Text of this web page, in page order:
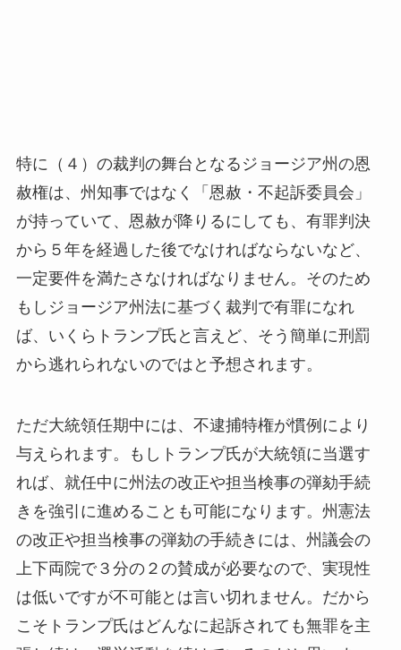
特に（４）の裁判の舞台となるジョージア州の恩
赦権は、州知事ではなく「恩赦・不起訴委員会」
が持っていて、恩赦が降りるにしても、有罪判決
から５年を経過した後でなければならないなど、
一定要件を満たさなければなりません。そのため
もしジョージア州法に基づく裁判で有罪になれ
ば、いくらトランプ氏と言えど、そう簡単に刑罰
から逃れられないのではと予想されます。
ただ大統領任期中には、不逮捕特権が慣例により
与えられます。もしトランプ氏が大統領に当選す
れば、就任中に州法の改正や担当検事の弾劾手続
きを強引に進めることも可能になります。州憲法
の改正や担当検事の弾劾の手続きには、州議会の
上下両院で３分の２の賛成が必要なので、実現性
は低いですが不可能とは言い切れません。だから
こそトランプ氏はどんなに起訴されても無罪を主